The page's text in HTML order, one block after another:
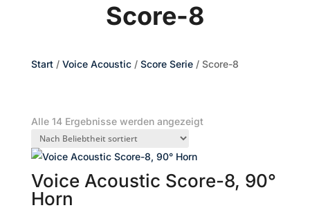
Score-8
Start/ Voice Acoustic/ Score Serie/ Score-8
Alle 14 Ergebnisse werden angezeigtNach
Voice Acoustic Score-8, 90°
Horn